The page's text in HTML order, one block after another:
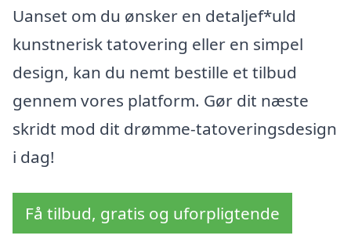
Uanset om du ønsker en detaljef*uld
kunstnerisk tatovering eller en simpel
design, kan du nemt bestille et tilbud
gennem vores platform. Gør dit næste
skridt mod dit drømme-tatoveringsdesign
i dag!
Få tilbud, gratis og uforpligtende